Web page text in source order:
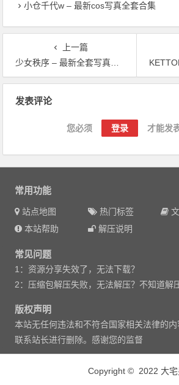
小仓千代w – 最新cos写真全套合集
上一篇
少女秩序 – 最新全套写真合集
发表评论
您必须 登录 才能发
常用功能
站点地图 热门标签
文
本站帮助
解压说明
常见问题
1：资源分享失效了，无法下载？
2：压缩包解压失败，无法解压？不知道解
版权声明
本站无任何违法和不符合国家相关法律的
联系站长进行删除。感谢您的监督
Copyright © 2022 大宅